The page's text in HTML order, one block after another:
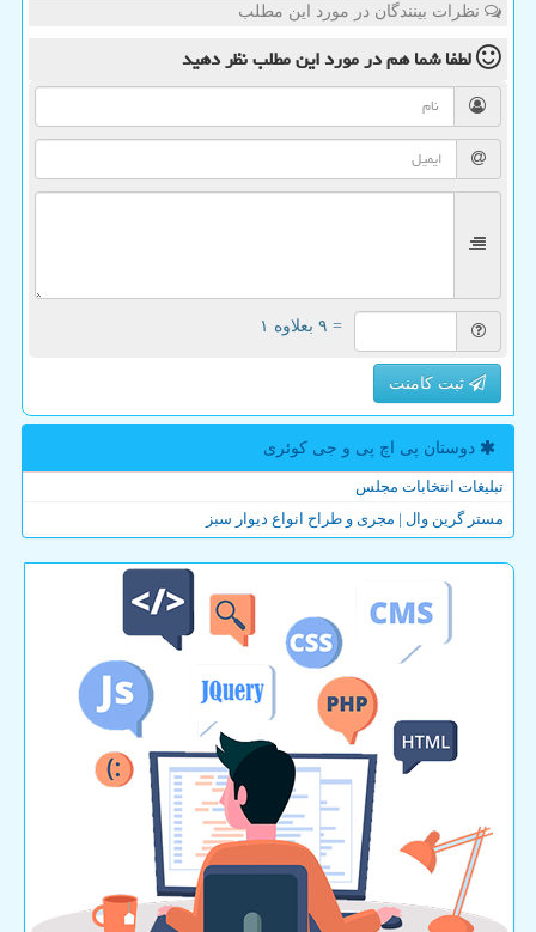
نظرات بینندگان در مورد این مطلب
لطفا شما همدر مورد این مطلبنظر دهید
= ۹ بعلاوه ۱
ثبت کامنت
دوستان پی اچ پی و جی كوئری
تبلیغات انتخابات مجلس
مستر گرین وال | مجری و طراح انواع دیوار سبز